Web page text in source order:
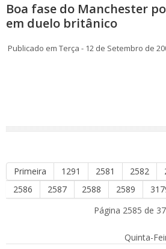
Boa fase do Manchester
em duelo britânico
Publicado em Terça - 12 de Setembro de
Primeira 1291 2581 2582
2586
2587 2588 2589
Página 2585 de
Quinta-